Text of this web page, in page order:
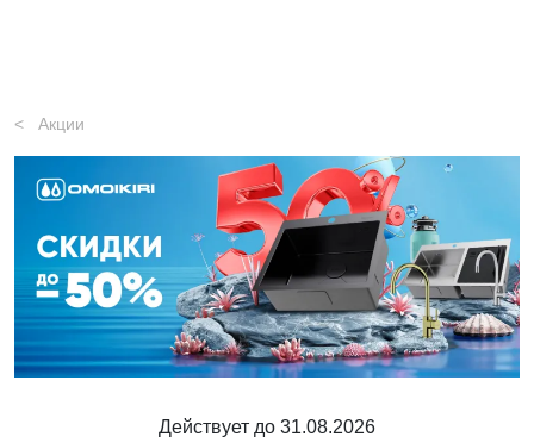
Акции
Действует до 31.08.2026